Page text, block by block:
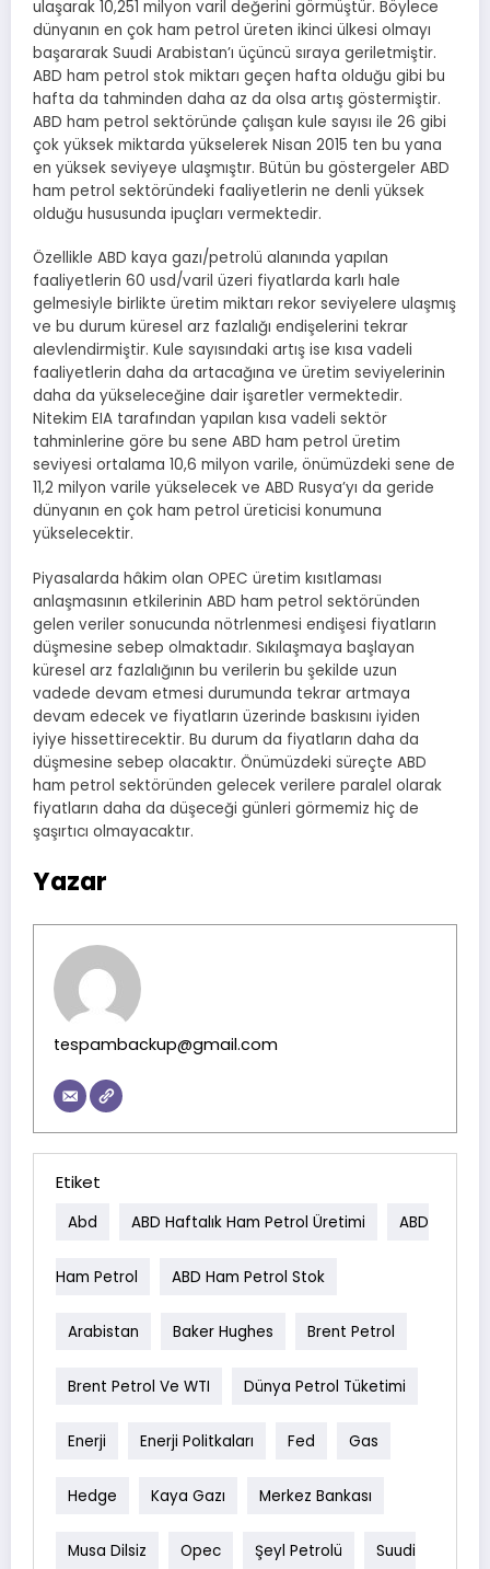
ulaşarak 10,251 milyon varil değerini görmüştür. Böylece
dünyanın en çok ham petrol üreten ikinci ülkesi olmayı
başararak Suudi Arabistan’ı üçüncü sıraya geriletmiştir.
ABD ham petrol stok miktarı geçen hafta olduğu gibi bu
hafta da tahminden daha az da olsa artış göstermiştir.
ABD ham petrol sektöründe çalışan kule sayısı ile 26 gibi
çok yüksek miktarda yükselerek Nisan 2015 ten bu yana
en yüksek seviyeye ulaşmıştır. Bütün bu göstergeler ABD
ham petrol sektöründeki faaliyetlerin ne denli yüksek
olduğu hususunda ipuçları vermektedir.
Özellikle ABD kaya gazı/petrolü alanında yapılan
faaliyetlerin 60 usd/varil üzeri fiyatlarda karlı hale
gelmesiyle birlikte üretim miktarı rekor seviyelere ulaşmış
ve bu durum küresel arz fazlalığı endişelerini tekrar
alevlendirmiştir. Kule sayısındaki artış ise kısa vadeli
faaliyetlerin daha da artacağına ve üretim seviyelerinin
daha da yükseleceğine dair işaretler vermektedir.
Nitekim EIA tarafından yapılan kısa vadeli sektör
tahminlerine göre bu sene ABD ham petrol üretim
seviyesi ortalama 10,6 milyon varile, önümüzdeki sene de
11,2 milyon varile yükselecek ve ABD Rusya’yı da geride
dünyanın en çok ham petrol üreticisi konumuna
yükselecektir.
Piyasalarda hâkim olan OPEC üretim kısıtlaması
anlaşmasının etkilerinin ABD ham petrol sektöründen
gelen veriler sonucunda nötrlenmesi endişesi fiyatların
düşmesine sebep olmaktadır. Sıkılaşmaya başlayan
küresel arz fazlalığının bu verilerin bu şekilde uzun
vadede devam etmesi durumunda tekrar artmaya
devam edecek ve fiyatların üzerinde baskısını iyiden
iyiye hissettirecektir. Bu durum da fiyatların daha da
düşmesine sebep olacaktır. Önümüzdeki süreçte ABD
ham petrol sektöründen gelecek verilere paralel olarak
fiyatların daha da düşeceği günleri görmemiz hiç de
şaşırtıcı olmayacaktır.
Yazar
tespambackup@gmail.com
Etiket
Abd ABD Haftalık Ham Petrol Üretimi ABD
Ham Petrol ABD Ham Petrol Stok
Arabistan Baker Hughes Brent Petrol
Brent Petrol Ve WTI Dünya Petrol Tüketimi
Enerji Enerji Politkaları Fed Gas
Hedge Kaya Gazı Merkez Bankası
Musa Dilsiz Opec Şeyl Petrolü Suudi